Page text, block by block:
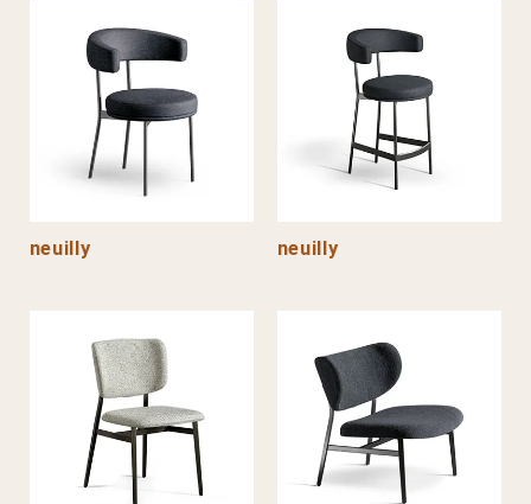
neuilly neuilly